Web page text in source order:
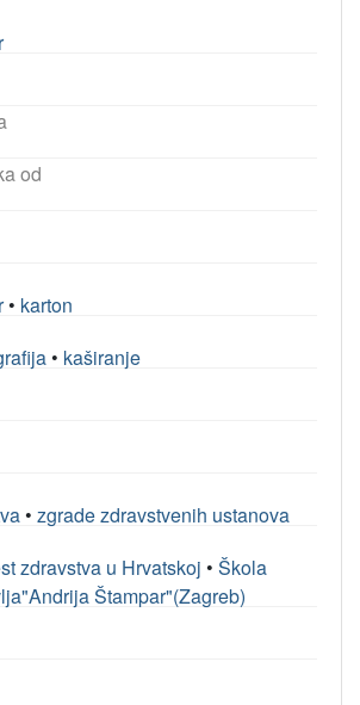
od
• karton
• kaširanje
• zgrade zdravstvenih ustanova
zdravstva u Hrvatskoj • Škola
Štampar"(Zagreb)